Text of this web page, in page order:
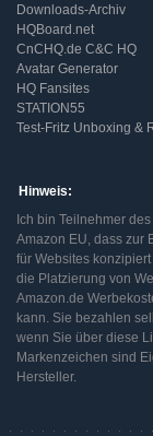
Downloads-Archiv
HQBoard.net
CnCHQ.de C&C HQ
Avatar Generator
HQ Fansites
STATION55
Test-Fritz Unboxing &
Hinweis:
Ich bin Teilnehmer
Amazon EU, dass zur
für Websites
die Platzierung von
Amazon.de
kann. Sie bezahlen
wenn Sie über diese
Markenzeichen sind
Hersteller.